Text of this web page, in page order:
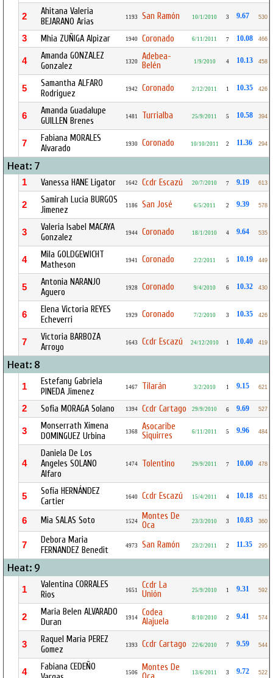
2
Ahitana Valeria
BEJARANO Arias
1193 San Ramón 10/1/2010 3 9.67 530
3 Mhia ZUÑIGA Alpizar 1940 Coronado 6/11/2011 7 10.08 466
4
Amanda GONZALEZ
Gonzalez
1320
Adebea-
Belén
1/9/2010 4 10.13 458
5
Samantha ALFARO
Rodriguez
1942 Coronado 2/12/2011 1 10.35 426
6
Amanda Guadalupe
GUILLEN Brenes
1481 Turrialba 25/9/2011 5 10.58 394
7
Fabiana MORALES
Alvarado
1930 Coronado 10/10/2011 2 11.36 294
Heat: 7
1 Vanessa HANE Ligator 1642 Ccdr Escazú 20/7/2010 7 9.19 613
2
Samirah Lucia BURGOS
Jimenez
1186 San José 6/5/2011 2 9.39 578
3
Valeria Isabel MACAYA
Gonzalez
1944 Coronado 18/1/2010 4 9.64 535
4
Mila GOLDGEWICHT
Matheson
1941 Coronado 2/2/2011 5 10.19 449
5
Antonia NARANJO
Aguero
1928 Coronado 9/4/2010 6 10.32 430
6
Elena Victoria REYES
Echeverri
1929 Coronado 7/2/2010 3 10.35 426
7
Victoria BARBOZA
Arroyo
1643 Ccdr Escazú 24/12/2010 1 10.40 419
Heat: 8
1
Estefany Gabriela
PINEDA Jimenez
1467 Tilarán 3/2/2010 1 9.15 621
2 Sofia MORAGA Solano 1394 Ccdr Cartago 29/9/2010 6 9.69 527
3
Monserrath Ximena
DOMINGUEZ Urbina
1368
Asocaribe
Siquirres
6/11/2011 5 9.96 484
4
Daniela De Los
Angeles SOLANO
Alfaro
1474 Tolentino 29/9/2011 7 10.00 478
5
Sofía HERNÁNDEZ
Cartier
1640 Ccdr Escazú 15/4/2011 4 10.18 451
6 Mia SALAS Soto 1524
Montes De
Oca
23/3/2010 3 10.83 360
7
Debora Maria
FERNANDEZ Benedit
4973 San Ramón 23/2/2011 2 11.35 295
Heat: 9
1
Valentina CORRALES
Rios
1651
Ccdr La
Unión
25/9/2010 1 9.31 592
2
Maria Belen ALVARADO
Duran
1914
Codea
Alajuela
8/10/2010 2 9.41 574
3
Raquel Maria PEREZ
Gomez
1393 Ccdr Cartago 22/6/2010 7 9.59 544
4
Fabiana CEDEÑO
1506
Montes De
13/6/2011 3 9.72 522